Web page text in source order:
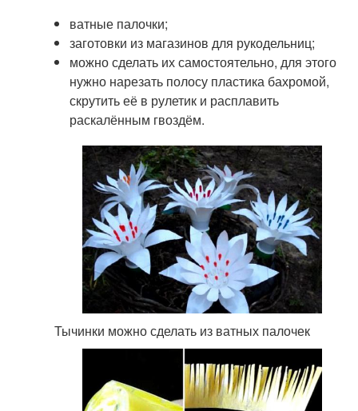
ватные палочки;
заготовки из магазинов для рукодельниц;
можно сделать их самостоятельно, для этого
нужно нарезать полосу пластика бахромой,
скрутить её в рулетик и расплавить
раскалённым гвоздём.
Тычинки можно сделать из ватных палочек